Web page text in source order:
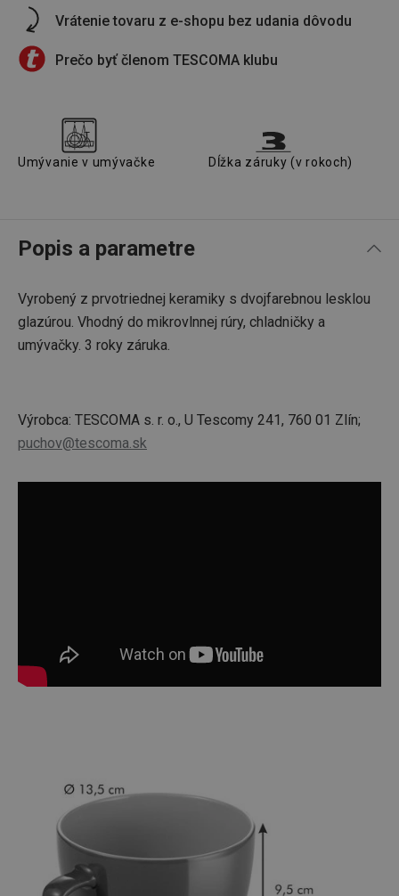
Vrátenie tovaru z e-shopu bez udania dôvodu
Prečo byť členom TESCOMA klubu
Umývanie v umývačke Dĺžka záruky (v rokoch)
Popis a parametre
Vyrobený z prvotriednej keramiky s dvojfarebnou lesklou
glazúrou. Vhodný do mikrovlnnej rúry, chladničky a
umývačky. 3 roky záruka.
Výrobca: TESCOMA s. r. o., U Tescomy 241, 760 01 Zlín;
puchov@tescoma.sk